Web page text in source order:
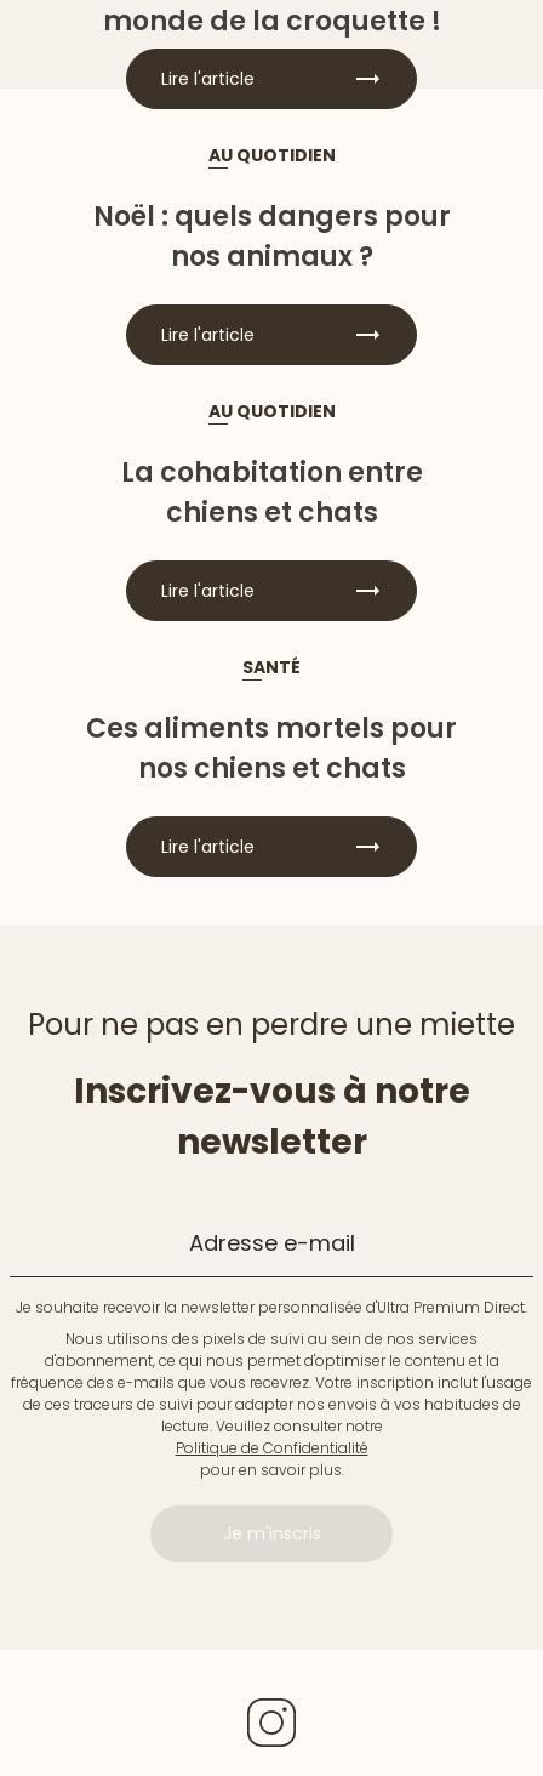
monde de la croquette !
Lire l'article
AU QUOTIDIEN
Noël : quels dangers pour
nos animaux ?
Lire l'article
AU QUOTIDIEN
La cohabitation entre
chiens et chats
Lire l'article
SANTÉ
Ces aliments mortels pour
nos chiens et chats
Lire l'article
Pour ne pas en perdre une miette
Inscrivez-vous à notre
newsletter
Adresse e-mail
Je souhaite recevoir la newsletter personnalisée d'Ultra Premium Direct.
Nous utilisons des pixels de suivi au sein de nos services
d'abonnement, ce qui nous permet d'optimiser le contenu et la
fréquence des e-mails que vous recevrez. Votre inscription inclut l'usage
de ces traceurs de suivi pour adapter nos envois à vos habitudes de
lecture. Veuillez consulter notre
Politique de Confidentialité
pour en savoir plus.
Je m'inscris